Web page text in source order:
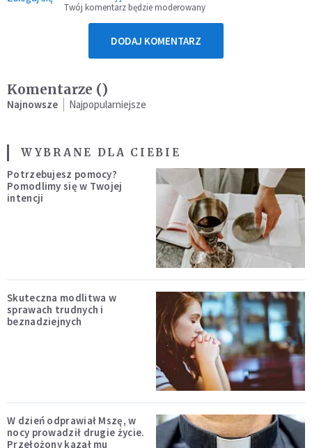
Twój komentarz będzie moderowany
DODAJ KOMENTARZ
Komentarze ()
Najnowsze Najpopularniejsze
WYBRANE DLA CIEBIE
Potrzebujesz pomocy?
Pomodlimy się w Twojej
intencji
Skuteczna modlitwa w
sprawach trudnych i
beznadziejnych
W dzień odprawiał Mszę, w
nocy prowadził drugie życie.
Przełożony kazał mu